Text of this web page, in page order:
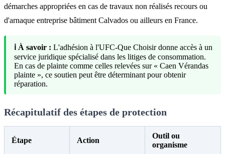
démarches appropriées en cas de travaux non réalisés recours ou
d'arnaque entreprise bâtiment Calvados ou ailleurs en France.
ℹ️ À savoir : L'adhésion à l'UFC-Que Choisir donne accès à un
service juridique spécialisé dans les litiges de consommation.
En cas de plainte comme celles relevées sur « Caen Vérandas
plainte », ce soutien peut être déterminant pour obtenir
réparation.
Récapitulatif des étapes de protection
Étape Action
Outil ou
organisme